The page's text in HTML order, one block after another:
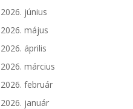
2026. június
2026. május
2026. április
2026. március
2026. február
2026. január